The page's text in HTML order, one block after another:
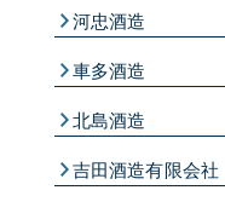
河忠酒造
車多酒造
北島酒造
吉田酒造有限会社